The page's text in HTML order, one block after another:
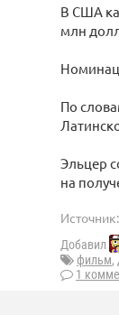
В США
млн
По
Эльцер
на
Источник:
Добавил
фильм,
1